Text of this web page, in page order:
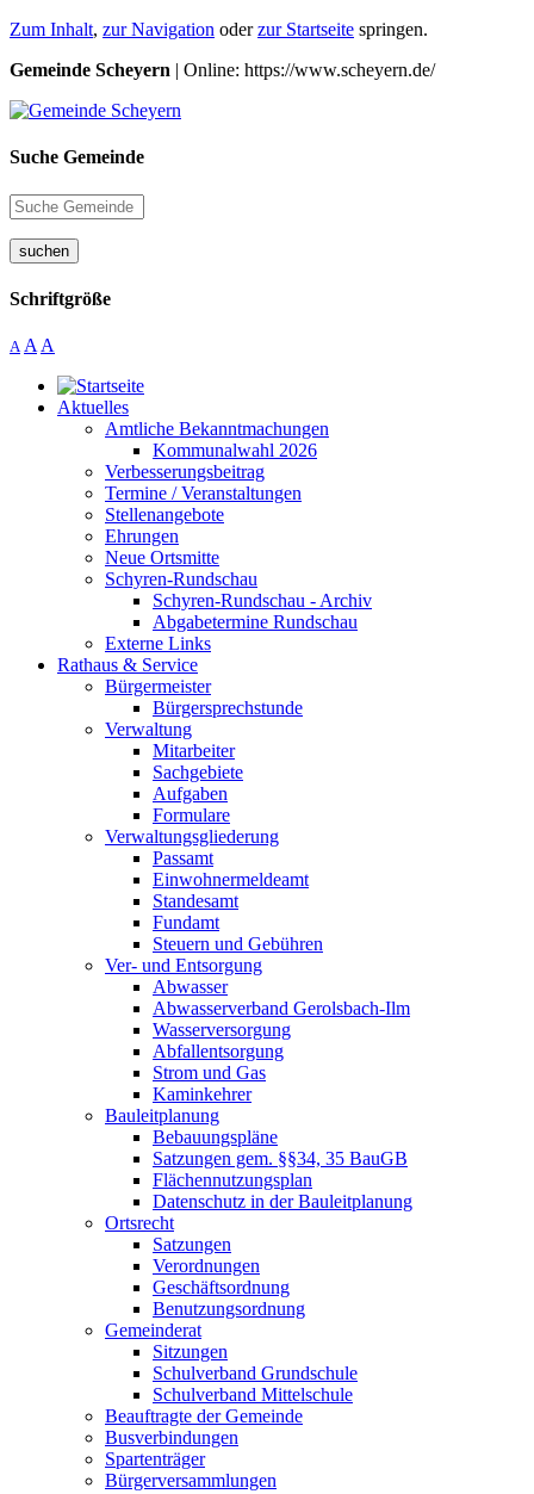
Zum Inhalt, zur Navigation oderzur Startseite springen.
Gemeinde Scheyern | Online: https://www.scheyern.de/
Suche Gemeinde
suchen
Schriftgröße
A A A
Aktuelles
Amtliche Bekanntmachungen
Kommunalwahl 2026
Verbesserungsbeitrag
Termine / Veranstaltungen
Stellenangebote
Ehrungen
Neue Ortsmitte
Schyren-Rundschau
Schyren-Rundschau - Archiv
Abgabetermine Rundschau
Externe Links
Rathaus & Service
Bürgermeister
Bürgersprechstunde
Verwaltung
Mitarbeiter
Sachgebiete
Aufgaben
Formulare
Verwaltungsgliederung
Passamt
Einwohnermeldeamt
Standesamt
Fundamt
Steuern und Gebühren
Ver- und Entsorgung
Abwasser
Abwasserverband Gerolsbach-Ilm
Wasserversorgung
Abfallentsorgung
Strom und Gas
Kaminkehrer
Bauleitplanung
Bebauungspläne
Satzungen gem. §§34, 35 BauGB
Flächennutzungsplan
Datenschutz in der Bauleitplanung
Ortsrecht
Satzungen
Verordnungen
Geschäftsordnung
Benutzungsordnung
Gemeinderat
Sitzungen
Schulverband Grundschule
Schulverband Mittelschule
Beauftragte der Gemeinde
Busverbindungen
Spartenträger
Bürgerversammlungen